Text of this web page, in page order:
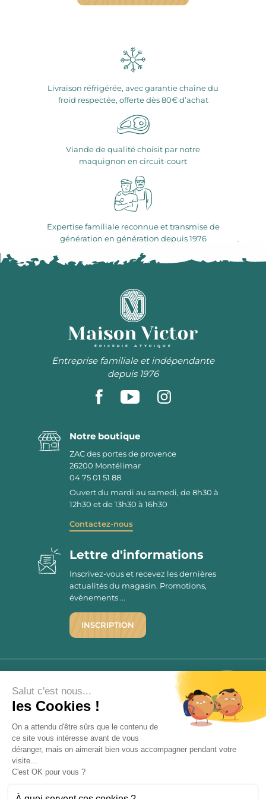
Livraison réfrigérée, avec garantie chaîne du
froid respectée, offerte dès 80€ d’achat
Viande de qualité choisit par notre
maquignon en circuit-court
Expertise familiale reconnue et transmise de
génération en génération depuis 1976
ÉPICERIE ATYPIQUE
Entreprise familiale et indépendante
depuis 1976
Notre boutique
ZAC des portes de provence
26200 Montélimar
04 75 01 51 88
Ouvert du mardi au samedi, de 8h30 à
12h30 et de 13h30 à 16h30
Contactez-nous
2780 AVIS
9.7/10
Lettre d'informations
Inscrivez-vous et recevez les dernières
actualités du magasin. Promotions,
évènements ...
INSCRIPTION
Qui sommes-nous ?
Mentions légales
Politique de confidentialité
FAQ
Salut c'est nous...
les Cookies !
On a attendu d'être sûrs que le contenu de
ce site vous intéresse avant de vous
déranger, mais on aimerait bien vous accompagner pendant votre
visite...
C'est OK pour vous ?